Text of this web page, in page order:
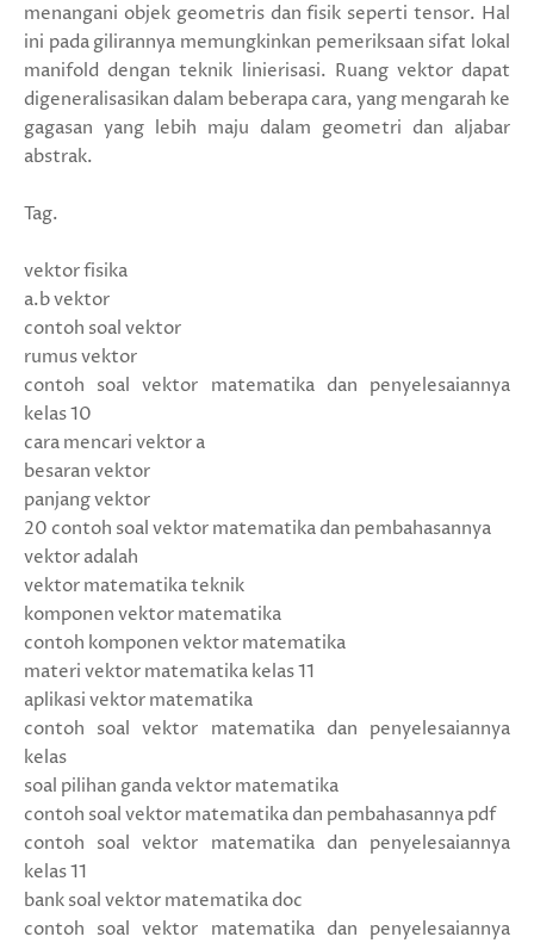
menangani objek geometris dan fisik seperti tensor. Hal
ini pada gilirannya memungkinkan pemeriksaan sifat lokal
manifold dengan teknik linierisasi. Ruang vektor dapat
digeneralisasikan dalam beberapa cara, yang mengarah ke
gagasan yang lebih maju dalam geometri dan aljabar
abstrak.
Tag.
vektor fisika
a.b vektor
contoh soal vektor
rumus vektor
contoh soal vektor matematika dan penyelesaiannya
kelas 10
cara mencari vektor a
besaran vektor
panjang vektor
20 contoh soal vektor matematika dan pembahasannya
vektor adalah
vektor matematika teknik
komponen vektor matematika
contoh komponen vektor matematika
materi vektor matematika kelas 11
aplikasi vektor matematika
contoh soal vektor matematika dan penyelesaiannya
kelas
soal pilihan ganda vektor matematika
contoh soal vektor matematika dan pembahasannya pdf
contoh soal vektor matematika dan penyelesaiannya
kelas 11
bank soal vektor matematika doc
contoh soal vektor matematika dan penyelesaiannya